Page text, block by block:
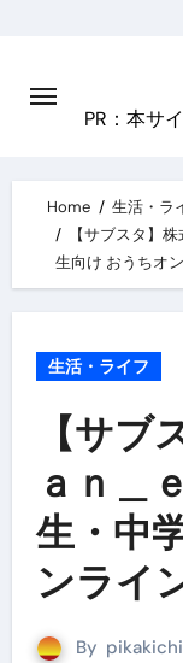
content
PR：本サ
Home
生活・ラ
【サブスタ】
生向け おうちオ
生活・ライフ
【サブ
ａｎ＿
生・中
ンライ
By